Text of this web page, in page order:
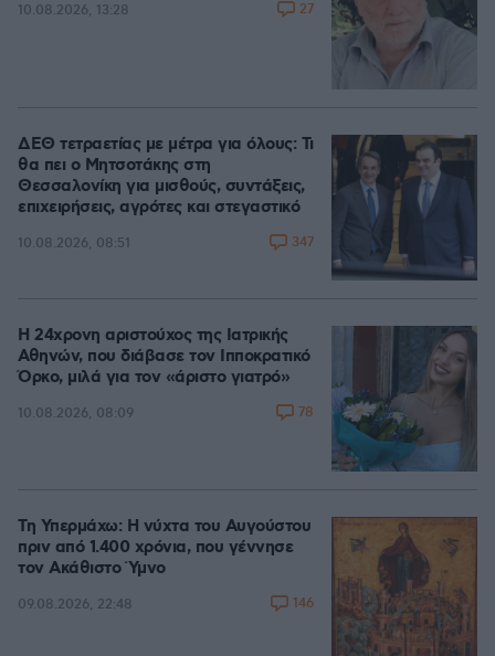
10.08.2026, 13:28 27
ΔΕΘ τετραετίας με μέτρα για όλους: Τι
θα πει ο Μητσοτάκης στη
Θεσσαλονίκη για μισθούς, συντάξεις,
επιχειρήσεις, αγρότες και στεγαστικό
10.08.2026, 08:51 347
Η 24χρονη αριστούχος της Ιατρικής
Αθηνών, που διάβασε τον Ιπποκρατικό
Όρκο, μιλά για τον «άριστο γιατρό»
10.08.2026, 08:09 78
Τη Υπερμάχω: Η νύχτα του Αυγούστου
πριν από 1.400 χρόνια, που γέννησε
τον Ακάθιστο Ύμνο
09.08.2026, 22:48 146